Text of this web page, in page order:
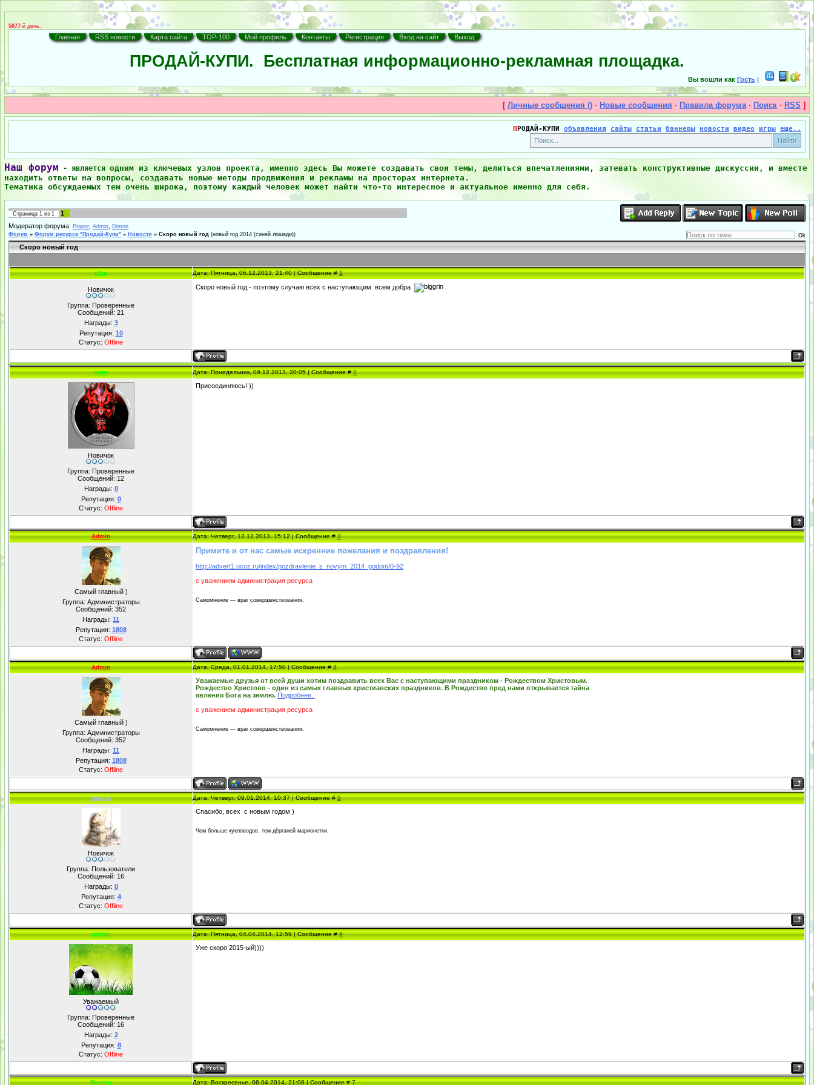
5077-й день.
Главная RSS новости Карта сайта TOP-100 Мой профиль Контакты Регистрация Вход на сайт Выход
ПРОДАЙ-КУПИ. Бесплатная информационно-рекламная площадка.
Вы вошли как Гость |
[ Личные сообщения () · Новые сообщения · Правила форума· Поиск · RSS ]
ПРОДАЙ-КУПИ объявления сайты статьи баннеры новости видео игры еще..
Наш форум - является одним из ключевых узлов проекта, именно здесь Вы можете создавать свои темы, делиться впечатлениями, затевать конструктивные дискуссии, и вместе
находить ответы на вопросы, создавать новые методы продвижения и рекламы на просторах интернета.
Тематика обсуждаемых тем очень широка, поэтому каждый человек может найти что-то интересное и актуальное именно для себя.
Страница 1 из 1
1
Модератор форума: Prapor Admin
Dimon
Форум » Форум ресурса "Продай-Купи" » Новости » Скоро новый год (новый год 2014 (синей лошади))
Скоро новый год
ulka Дата: Пятница, 06.12.2013, 21:40 | Сообщение #1
Новичок
Группа: Проверенные
Сообщений: 21
Награды: 3
Репутация: 10
Статус: Offline
Скоро новый год - поэтому случаю всех с наступающим. всем добра
vepr Дата: Понедельник, 09.12.2013, 20:05 | Сообщение #2
Новичок
Группа: Проверенные
Сообщений: 12
Награды: 0
Репутация: 0
Статус: Offline
Присоединяюсь! ))
Admin Дата: Четверг, 12.12.2013, 15:12 | Сообщение #3
Самый главный )
Группа: Администраторы
Сообщений: 352
Награды: 11
Репутация: 1808
Статус: Offline
Примите и от нас самые искренние пожелания и поздравления!
http://advert1.ucoz.ru/index/pozdravlenie_s_novym_2014_godom/0-92
с уважением администрация ресурса
Самомнение — враг совершенствования.
Admin Дата: Среда, 01.01.2014, 17:50 | Сообщение #4
Самый главный )
Группа: Администраторы
Сообщений: 352
Награды: 11
Репутация: 1808
Статус: Offline
Уважаемые друзья от всей души хотим поздравить всех Вас с наступающими праздником - Рождеством Христовым.
Рождество Христово - один из самых главных христианских праздников. В Рождество пред нами открывается тайна
явления Бога на землю. Подробнее..
с уважением администрация ресурса
Самомнение — враг совершенствования.
mosusl Дата: Четверг, 09.01.2014, 10:37 | Сообщение #5
Новичок
Группа: Пользователи
Сообщений: 16
Награды: 0
Репутация: 4
Статус: Offline
Спасибо, всех с новым годом )
Чем больше кукловодов, тем дёрганей марионетки.
gridan Дата: Пятница, 04.04.2014, 12:59 | Сообщение #6
Уважаемый
Группа: Проверенные
Сообщений: 16
Награды: 2
Репутация: 8
Статус: Offline
Уже скоро 2015-ый))))
Burova Дата: Воскресенье, 06.04.2014, 21:08 | Сообщение #7